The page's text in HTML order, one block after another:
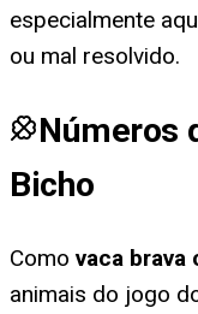
especialmente
ou mal resolvido.
Números
Bicho
Como vaca
animais do jogo